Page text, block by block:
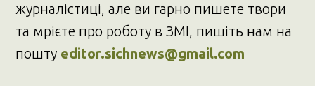
журналістиці, але ви гарно пишете твори
та мрієте про роботу в ЗМІ, пишіть нам на
пошту editor.sichnews@gmail.com